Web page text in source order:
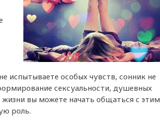
испытываете особых чувств, сонник не
сексуальности, душевных
вы можете начать общаться с этим
роль.